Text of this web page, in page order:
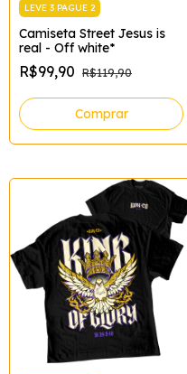
LEVE 3 PAGUE 2
Camiseta Street Jesus is
real - Off white*
R$99,90 R$119,90
Comprar